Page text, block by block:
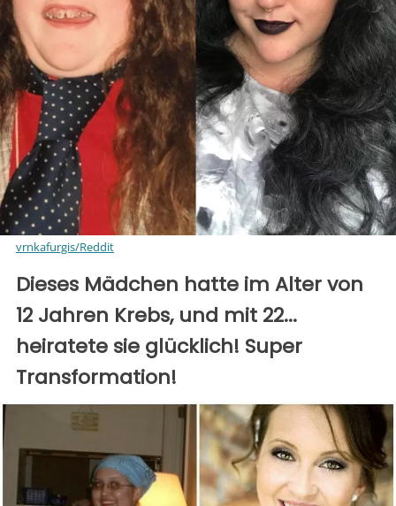
vrnkafurgis/Reddit
Dieses Mädchen hatte im Alter von
12 Jahren Krebs, und mit 22...
heiratete sie glücklich! Super
Transformation!